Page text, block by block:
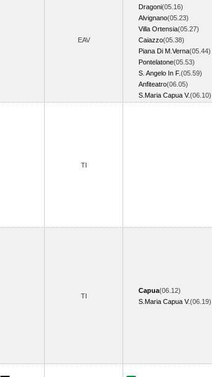
EAV
Dragoni(05.16)
Alvignano(05.23)
Villa Ortensia(05.27)
Caiazzo(05.38)
Piana Di M.Verna(05.44)
Pontelatone(05.53)
S. Angelo In F.(05.59)
Anfiteatro(06.05)
S.Maria Capua V.(06.10)
TI
TI
Capua(06.12)
S.Maria Capua V.(06.19)